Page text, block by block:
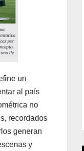
un
al país
no
recordados
generan
y